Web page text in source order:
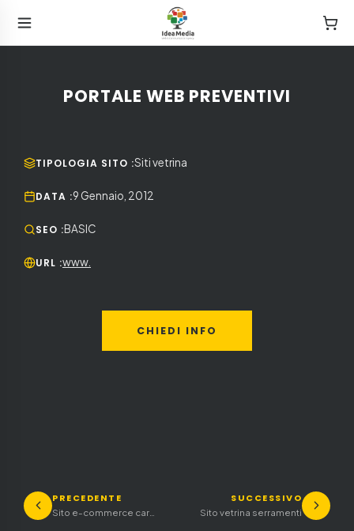
PORTALE WEB PREVENTIVI
TIPOLOGIA SITO :Siti vetrina
DATA :9 Gennaio, 2012
SEO :BASIC
URL :www.
CHIEDI INFO
PRECEDENTE
Sito e-commerce cartoleria
SUCCESSIVO
Sito vetrina serramenti